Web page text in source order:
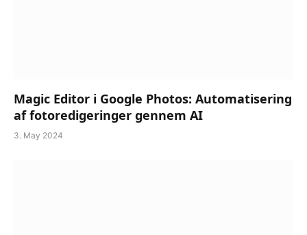
Magic Editor i Google Photos: Automatisering
af fotoredigeringer gennem AI
3. May 2024